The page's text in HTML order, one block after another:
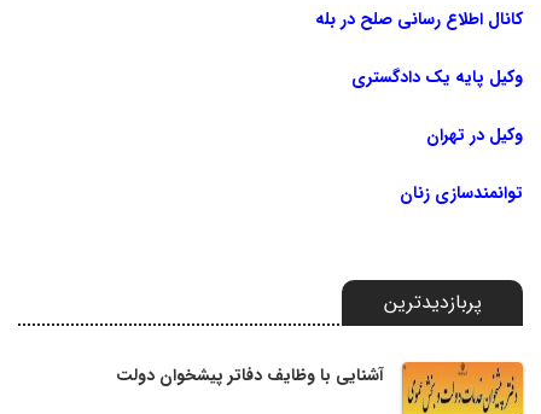
کانال اطلاع رسانی صلح در بله
وکیل پایه یک دادگستری
وکیل در تهران
توانمندسازی زنان
پربازدیدترین
آشنایی با وظایف دفاتر پیشخوان دولت